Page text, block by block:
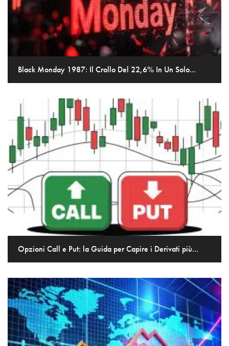
Black Monday 1987: Il Crollo Del 22,6% In Un Solo...
Opzioni Call e Put: la Guida per Capire i Derivati più...